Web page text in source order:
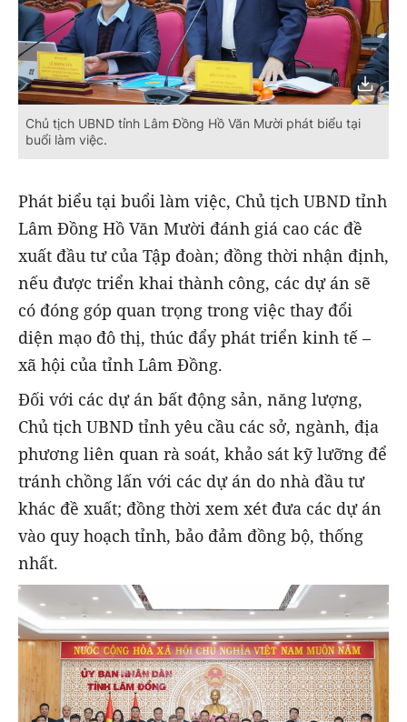
Chủ tịch UBND tỉnh Lâm Đồng Hồ Văn Mười phát biểu tại
buổi làm việc.
Phát biểu tại buổi làm việc, Chủ tịch UBND tỉnh
Lâm Đồng Hồ Văn Mười đánh giá cao các đề
xuất đầu tư của Tập đoàn; đồng thời nhận định,
nếu được triển khai thành công, các dự án sẽ
có đóng góp quan trọng trong việc thay đổi
diện mạo đô thị, thúc đẩy phát triển kinh tế –
xã hội của tỉnh Lâm Đồng.
Đối với các dự án bất động sản, năng lượng,
Chủ tịch UBND tỉnh yêu cầu các sở, ngành, địa
phương liên quan rà soát, khảo sát kỹ lưỡng để
tránh chồng lấn với các dự án do nhà đầu tư
khác đề xuất; đồng thời xem xét đưa các dự án
vào quy hoạch tỉnh, bảo đảm đồng bộ, thống
nhất.